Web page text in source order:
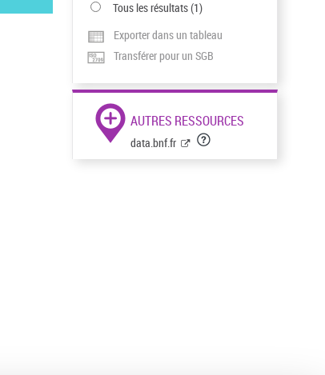
Tous les résultats(1)
Exporter dans un tableau
Transférer pour un SGB
AUTRES RESSOURCES
data.bnf.fr